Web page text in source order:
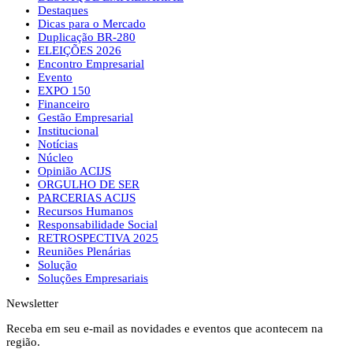
Destaques
Dicas para o Mercado
Duplicação BR-280
ELEIÇÕES 2026
Encontro Empresarial
Evento
EXPO 150
Financeiro
Gestão Empresarial
Institucional
Notícias
Núcleo
Opinião ACIJS
ORGULHO DE SER
PARCERIAS ACIJS
Recursos Humanos
Responsabilidade Social
RETROSPECTIVA 2025
Reuniões Plenárias
Solução
Soluções Empresariais
Newsletter
Receba em seu e-mail as novidades e eventos que acontecem na
região.